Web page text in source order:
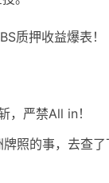
质押收益爆表！
，严禁All in！
照的事，去查了